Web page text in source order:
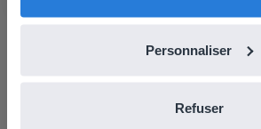
Personnaliser
Refuser
Planificateur de journée :